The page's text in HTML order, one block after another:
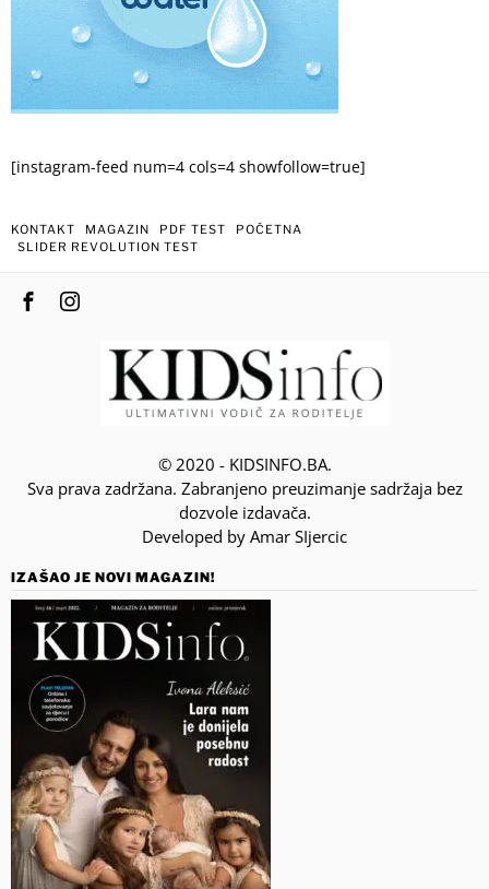
[instagram-feed num=4 cols=4 showfollow=true]
KONTAKT MAGAZIN PDF TEST
POČETNA
SLIDER REVOLUTION TEST
© 2020 - KIDSINFO.BA.
Sva prava zadržana. Zabranjeno preuzimanje sadržaja bez
dozvole izdavača.
Developed by Amar SIjercic
IZAŠAO JE NOVI MAGAZIN!